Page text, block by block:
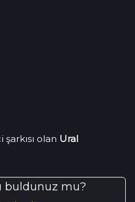
olan Ural
buldunuz mu?